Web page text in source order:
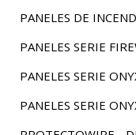
PANELES DE
PANELES SERIE
PANELES SERIE
PANELES SERIE